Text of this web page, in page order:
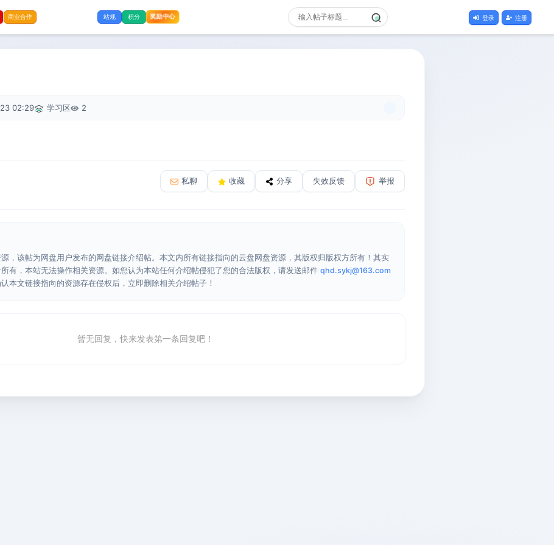
商业合作 站规 积分 奖励中心 登录 注册
02:29 学习区 2
私聊 收藏 分享 失效反馈 举报
，该帖为网盘用户发布的网盘链接介绍帖。本文内所有链接指向的云盘网盘资源，其版权归版权方所有！其实
有，本站无法操作相关资源。如您认为本站任何介绍帖侵犯了您的合法版权，请发送邮件 qhd.sykj@163.com
本文链接指向的资源存在侵权后，立即删除相关介绍帖子！
暂无回复，快来发表第一条回复吧！